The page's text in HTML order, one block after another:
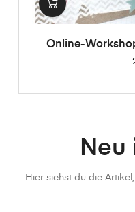
Online-
Neu
Hier siehst du die